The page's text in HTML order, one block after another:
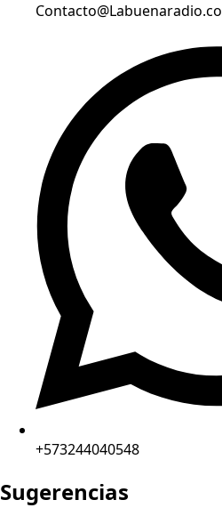
Contacto@Labuenaradio.co
+573244040548
Sugerencias